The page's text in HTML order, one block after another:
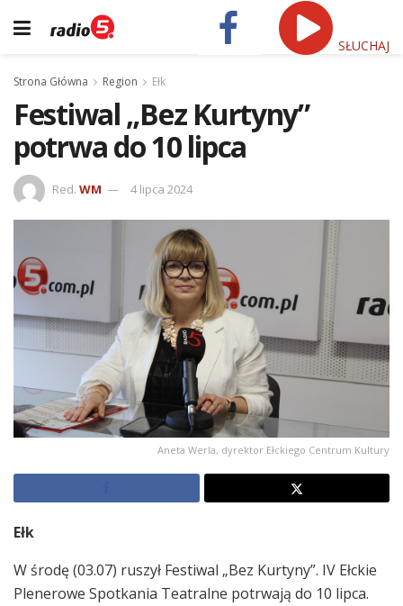
SŁUCHAJ
Strona Główna Region Ełk
Festiwal „Bez Kurtyny”
potrwa do 10 lipca
Red. WM 4 lipca 2024
Aneta Werla, dyrektor Ełckiego Centrum Kultury
Ełk
W środę (03.07) ruszył Festiwal „Bez Kurtyny”. IV Ełckie
Plenerowe Spotkania Teatralne potrwają do 10 lipca.